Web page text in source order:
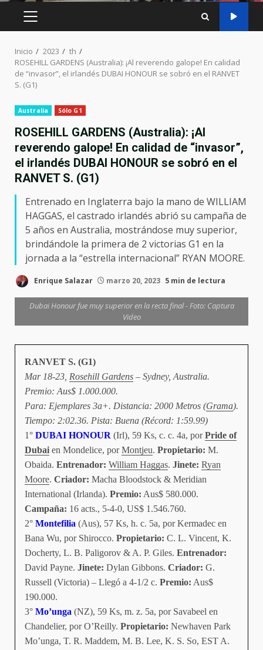
MENÚ
Inicio 2023
th
ROSEHILL GARDENS (Australia): ¡Al reverendo galope! En calidad
de “invasor”, el irlandés DUBAI HONOUR se sobró en el RANVET
S. (G1)
Australia Sólo G1
ROSEHILL GARDENS (Australia): ¡Al
reverendo galope! En calidad de “invasor”,
el irlandés DUBAI HONOUR se sobró en el
RANVET S. (G1)
Entrenado en Inglaterra bajo la mano de WILLIAM
HAGGAS, el castrado irlandés abrió su campaña de
5 años en Australia, mostrándose muy superior,
brindándole la primera de 2 victorias G1 en la
jornada a la “estrella internacional” RYAN MOORE.
Enrique Salazar marzo 20, 2023 5 min de lectura
Dubai Honour fue muy superior en la recta final - Foto: Captura
Video
RANVET S. (G1)
Mar 18-23, Rosehill Gardens – Sydney, Australia.
Premio: Aus$ 1.000.000.
Para: Ejemplares 3a+. Distancia: 2000 Metros (Grama).
Tiempo: 2:02.36. Pista: Buena (Récord: 1:59.99)
1° DUBAI HONOUR (Irl), 59 Ks, c. c. 4a, porPride of
Dubai en Mondelice, porMontjeu. Propietario: M.
Obaida. Entrenador: William Haggas. Jinete: Ryan
Moore. Criador: Macha Bloodstock & Meridian
International (Irlanda). Premio: Aus$ 580.000.
Campaña: 16 acts., 5-4-0, US$ 1.546.760.
2° Montefilia (Aus), 57 Ks, h. c. 5a, por Kermadec en
Bana Wu, por Shirocco. Propietario: C. L. Vincent, K.
Docherty, L. B. Paligorov & A. P. Giles. Entrenador:
David Payne. Jinete: Dylan Gibbons. Criador: G.
Russell (Victoria) – Llegó a 4-1/2 c. Premio: Aus$
190.000.
3° Mo’unga (NZ), 59 Ks, m. z. 5a, por Savabeel en
Chandelier, por O’Reilly. Propietario: Newhaven Park
Mo’unga, T. R. Maddem, M. B. Lee, K. S. So, EST A.